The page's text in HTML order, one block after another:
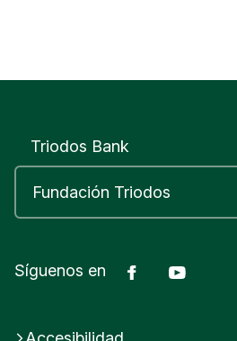
Triodos Bank
Síguenos en Facebook